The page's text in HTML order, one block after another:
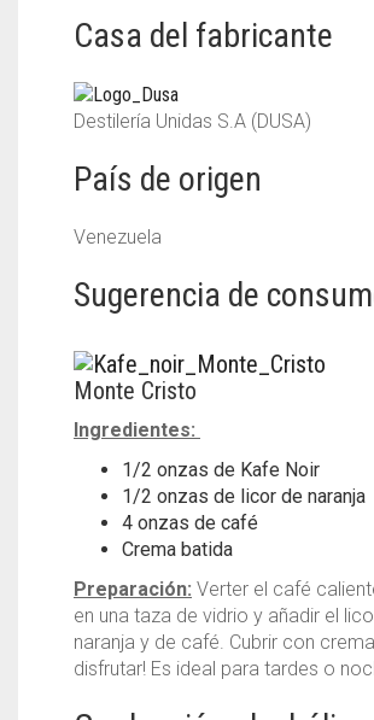
Casa del fabricante
Destilería Unidas S.A (DUSA)
País de origen
Venezuela
Sugerencia de
Monte Cristo
Ingredientes:
1/2 onzas de Kafe Noir
1/2 onzas de licor de naranja
4 onzas de café
Crema batida
Preparación: Verter el café
en una taza de vidrio y añadir el
naranja y de café. Cubrir con
disfrutar! Es ideal para tardes o